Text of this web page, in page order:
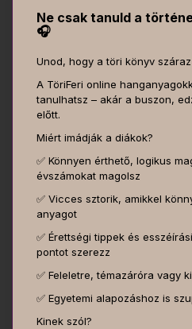
Ne csak tanuld a
🎧
Unod, hogy a töri könyv
A TöriFeri online
tanulhatsz – akár a buszon,
előtt.
Miért imádják a diákok?
✅ Könnyen érthető, logikus
évszámokat magolsz
✅ Vicces sztorik, amikkel
anyagot
✅ Érettségi tippek és
pontot szerezz
✅ Feleletre, témazáróra vagy
✅ Egyetemi alapozáshoz is
Kinek szól?